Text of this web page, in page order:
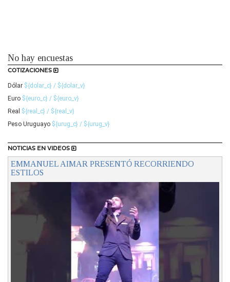
No hay encuestas
COTIZACIONES
Dólar ${dolar_c} / ${dolar_v}
Euro ${euro_c} / ${euro_v}
Real ${real_c} / ${real_v}
Peso Uruguayo ${urug_c} / ${urug_v}
NOTICIAS EN VIDEOS
EMMANUEL AIMAR PRESENTÓ RECORRIENDO
ESTILOS